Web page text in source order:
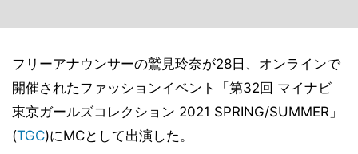
フリーアナウンサーの鷲見玲奈が28日、オンラインで
開催されたファッションイベント「第32回 マイナビ
東京ガールズコレクション 2021 SPRING/SUMMER」
(TGC)にMCとして出演した。